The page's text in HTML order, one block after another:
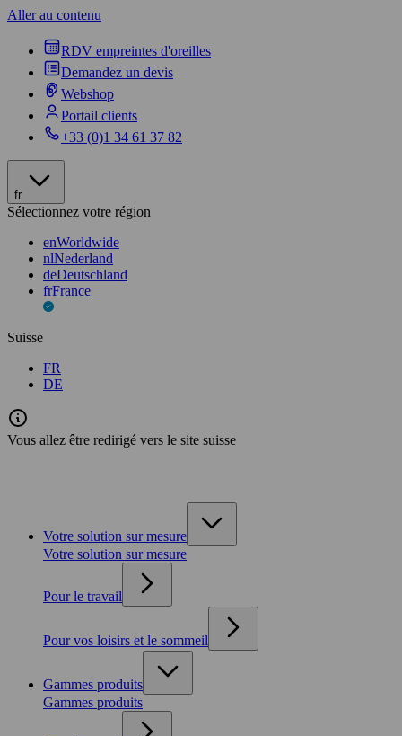
Aller au contenu
RDV empreintes d'oreilles
Demandez un devis
Webshop
Portail clients
+33 (0)1 34 61 37 82
fr
Sélectionnez votre région
enWorldwide
nlNederland
deDeutschland
frFrance
Suisse
FR
DE
Vous allez être redirigé vers le site suisse
Votre solution sur mesure
Votre solution sur mesure
Pour le travail
Pour vos loisirs et le sommeil
Gammes produits
Gammes produits